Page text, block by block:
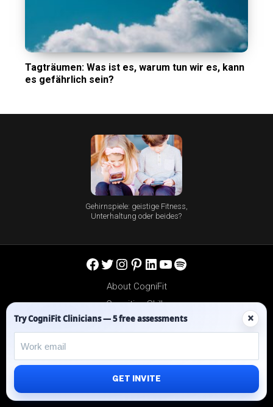
Tagträumen: Was ist es, warum tun wir es, kann
es gefährlich sein?
Gehirnspiele: geistige Fitness,
Unterhaltung oder beides?
Facebook
Twitter
Instagram
Pinterest
LinkedIn
YouTube
Spotify
About CogniFit
Cognitive Skills
Scientific Validation
Help Center
Reseller Platform
Affiliates
Try CogniFit Clinicians — 5 free assessments ×
GET INVITE